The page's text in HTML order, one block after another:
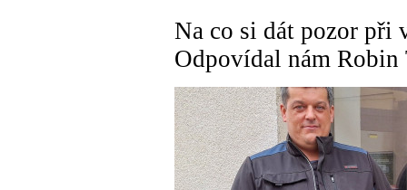
Na co si dát pozor při
Odpovídal nám Robin